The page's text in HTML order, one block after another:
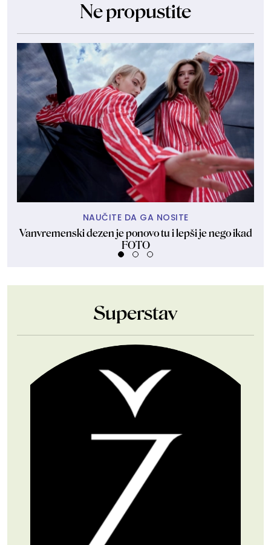
Ne propustite
NAUČITE DA GA NOSITE
Vanvremenski dezen je ponovo tu i lepši je nego ikad
FOTO
Superstav